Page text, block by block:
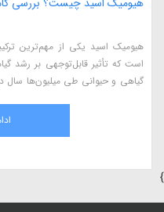
کاهو از جمله سبزیجات رایج در
مورد استفاده قرار می گیرد. کاهو
برای سلامت انسان بسیار مفید بوده
}